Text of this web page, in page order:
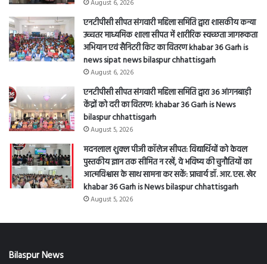
एनटीपीसी सीपत संगवारी महिला समिति द्वारा शासकीय कन्या
उच्चतर माध्यमिक शाला सीपत में शारीरिक स्वच्छता जागरूकता
अभियान एवं सैनिटरी किट का वितरण khabar 36 Garh is
news sipat news bilaspur chhattisgarh
August 6, 2026
एनटीपीसी सीपत संगवारी महिला समिति द्वारा 36 आंगनबाड़ी
केंद्रों को दरी का वितरण: khabar 36 Garh is News
bilaspur chhattisgarh
August 5, 2026
मदनलाल शुक्ल पीजी कॉलेज सीपत: विद्यार्थियों को केवल
पुस्तकीय ज्ञान तक सीमित न रखें, वे भविष्य की चुनौतियों का
आत्मविश्वास के साथ सामना कर सकें: प्राचार्य डॉ. आर. एस. खेर
khabar 36 Garh is News bilaspur chhattisgarh
August 5, 2026